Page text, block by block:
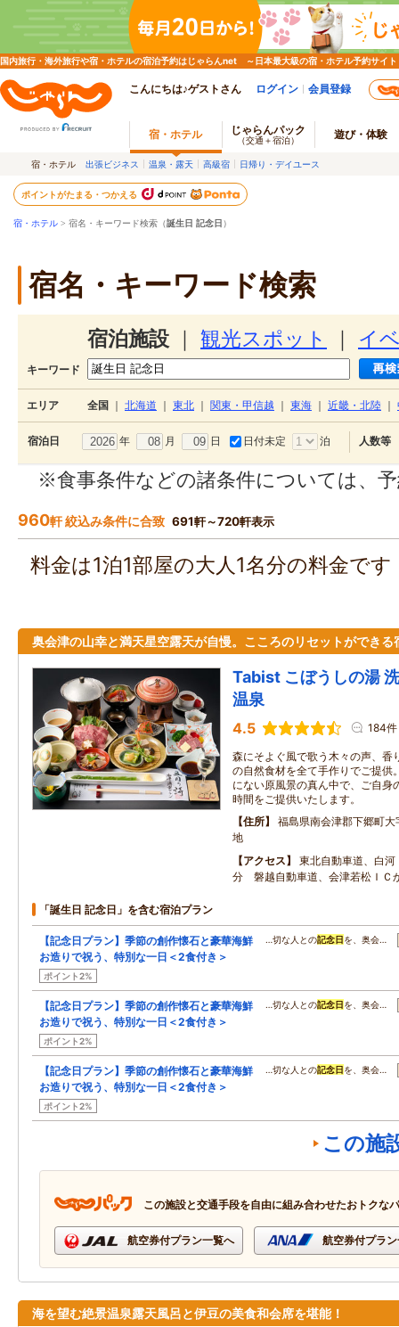
国内旅行・海外旅行や宿・ホテルの宿泊予約はじゃらんnet ～日本最大級の宿・ホテル予約サイト
こんにちは♪ゲストさん ログイン 会員登録
宿・ホテル じゃらんパック
（交通＋宿泊） 遊び・体験
宿・ホテル 出張ビジネス 温泉・露天 高級宿 日帰り・デイユース
ポイントがたまる・つかえる
宿・ホテル > 宿名・キーワード検索（誕生日 記念日 ）
宿名・キーワード検索
宿泊施設 観光スポット イ
キーワード
エリア 全国 北海道 東北 関東・甲信越 東海 近畿・北陸
宿泊日 年 月 日 日付未定 泊 人数等
※食事条件などの諸条件については、
960軒 絞込み条件に合致 691軒～720軒表示
料金は1泊1部屋の大人1名分の料金で
奥会津の山幸と満天星空露天が自慢。こころのリセットができる
Tabist こぼうしの湯
温泉
4.5 184件
森にそよぐ風で歌う木々の声、香
の自然食材を全て手作りでご提供
にない原風景の真ん中で、ご自身
時間をご提供いたします。
住所
福島県南会津郡下郷町
地
アクセス
東北自動車道、白
分 磐越自動車道、会津若松ＩＣ
「誕生日 記念日」を含む宿泊プラン
【記念日プラン】季節の創作懐石と豪華海鮮
お造りで祝う、特別な一日＜2食付き＞
ポイント2%
…切な人との記念日 を、奥会…
【記念日プラン】季節の創作懐石と豪華海鮮
お造りで祝う、特別な一日＜2食付き＞
ポイント2%
…切な人との記念日 を、奥会…
【記念日プラン】季節の創作懐石と豪華海鮮
お造りで祝う、特別な一日＜2食付き＞
ポイント2%
…切な人との記念日 を、奥会…
この施
この施設と交通手段を自由に組み合わせたおトクな
航空券付プラン一覧へ 航空券付プラ
海を望む絶景温泉露天風呂と伊豆の美食和会席を堪能！